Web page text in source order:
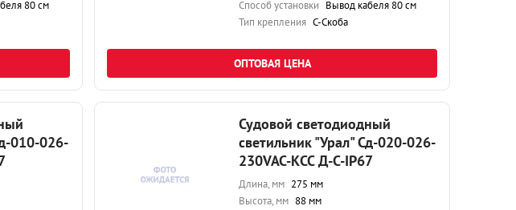
80 см
Способ установки Вывод кабеля 80 см
Тип крепления С-Скоба
ОПТОВАЯ ЦЕНА
010-026-
Судовой светодиодный
светильник "Урал" Сд-020-026-
230VAC-КСС Д-С-IP67
Длина, мм 275 мм
Высота, мм 88 мм